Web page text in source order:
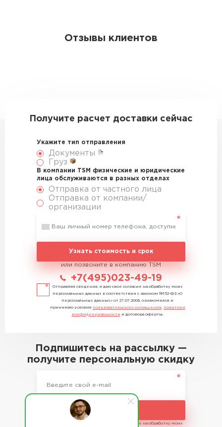
Отзывы клиентов
Получите расчет доставки сейчас
Укажите тип отправления
Документы
Груз
В компании TSM физические и юридические
лица обслуживаются в разных отделах
Отправка от частного лица
Отправка от компании/
организации
Узнать стоимость и срок
или позвоните в компанию TSM
+7(495)023-49-19
Отправляя сведения, я даю свое согласие на обработку моих
персональных данных в соответствии с законом №152-ФЗ «О
персональных данных» от 27.07.2006, ознакомился и
принимаю условия пользовательского соглашения
политики
конфиденциальности и договора оферты.
Подпишитесь на рассылку —
получите персональную скидку
Подписаться
Отправляя сведения, я даю свое согласие на обработку моих